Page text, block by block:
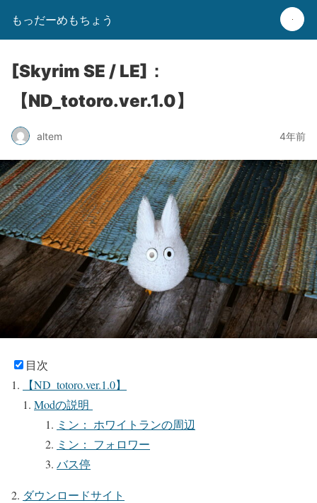
もっだーめもちょう
[Skyrim SE / LE]：
【ND_totoro.ver.1.0】
altem 4年前
目次
【ND_totoro.ver.1.0】
Modの説明
ミン： ホワイトランの周辺
ミン： フォロワー
バス停
ダウンロードサイト